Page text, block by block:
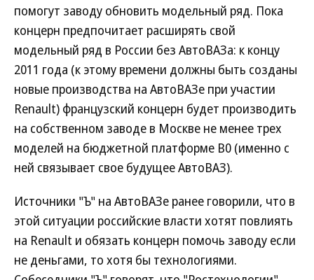
помогут заводу обновить модельный ряд. Пока
концерн предпочитает расширять свой
модельный ряд в России без АвтоВАЗа: к концу
2011 года (к этому времени должны быть созданы
новые производства на АвтоВАЗе при участии
Renault) французский концерн будет производить
на собственном заводе в Москве не менее трех
моделей на бюджетной платформе В0 (именно с
ней связывает свое будущее АвтоВАЗ).
Источники "Ъ" на АвтоВАЗе ранее говорили, что в
этой ситуации российские власти хотят повлиять
на Renault и обязать концерн помочь заводу если
не деньгами, то хотя бы технологиями.